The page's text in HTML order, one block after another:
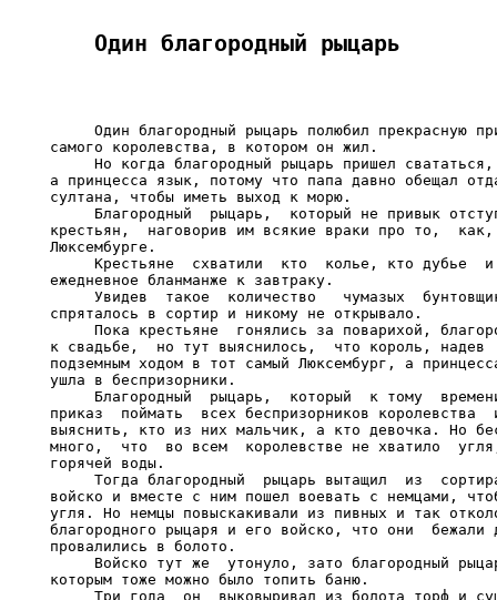
Один благородный рыцарь полюбил прекрасную
самого королевства, в котором он жил.
Но когда благородный рыцарь пришел
а принцесса язык, потому что папа давно обещал
султана, чтобы иметь выход к морю.
Благородный  рыцарь,  который не привык
крестьян,  наговорив им всякие враки про то,
Люксембурге.
Крестьяне  схватили  кто  колье, кто дубье
ежедневное бланманже к завтраку.
Увидев  такое  количество   чумазых
спряталось в сортир и никому не открывало.
Пока крестьяне  гонялись за поварихой,
к свадьбе,  но тут выяснилось,  что король, надев
подземным ходом в тот самый Люксембург, а
ушла в беспризорники.
Благородный  рыцарь,  который  к тому
приказ  поймать  всех беспризорников
выяснить, кто из них мальчик, а кто девочка. Но
много,  что  во всем  королевстве не хватило
горячей воды.
Тогда благородный  рыцарь вытащил  из
войско и вместе с ним пошел воевать с немцами,
угля. Но немцы повыскакивали из пивных и так
благородного рыцаря и его войско, что они  бежали
провалились в болото.
Войско тут же  утонуло, зато благородный
которым тоже можно было топить баню.
Три года  он  выковыривал из болота торф и